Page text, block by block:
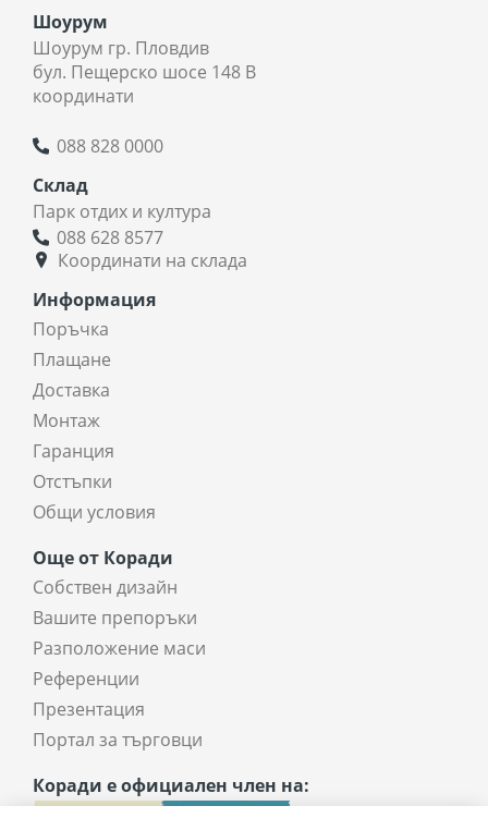
Шоурум
Шоурум гр. Пловдив
бул. Пещерско шосе 148 В
координати
088 828 0000
Склад
Парк отдих и култура
088 628 8577
Координати на склада
Информация
Поръчка
Плащане
Доставка
Монтаж
Гаранция
Отстъпки
Общи условия
Още от Коради
Собствен дизайн
Вашите препоръки
Разположение маси
Референции
Презентация
Портал за търговци
Коради е официален член на: